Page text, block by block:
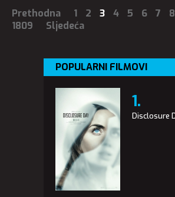
Prethodna 1 2 3 4 5 6 7 8
1809
Sljedeća
POPULARNI FILMOVI
Disclosure